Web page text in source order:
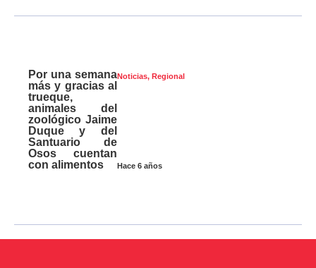
Noticias, Regional
Hace 6 años
Por una semana
más y gracias al
trueque,
animales del
zoológico Jaime
Duque y del
Santuario de
Osos cuentan
con alimentos